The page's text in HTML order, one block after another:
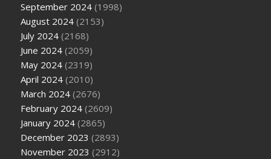
September 2024 (1998)
August 2024 (2153)
July 2024 (2168)
June 2024 (2059)
May 2024 (2319)
April 2024 (2010)
March 2024 (2676)
February 2024 (2609)
January 2024 (2865)
December 2023 (2893)
November 2023 (2912)